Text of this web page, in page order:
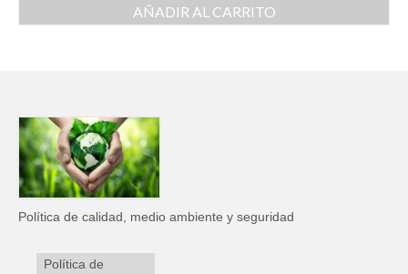
AÑADIR AL CARRITO
Política de calidad, medio ambiente y seguridad
Política de